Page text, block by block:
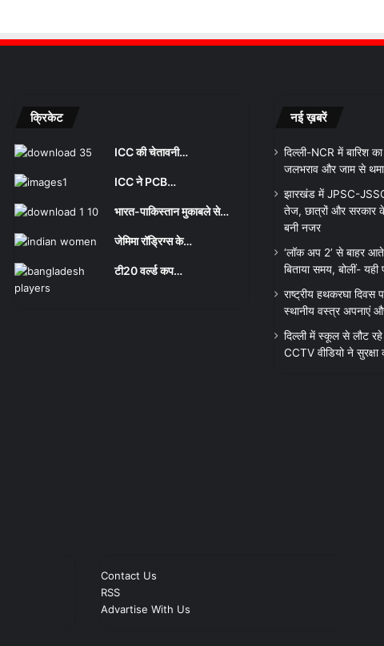
क्रिकेट
ICC की चेतावनी…
ICC ने PCB…
भारत-पाकिस्तान मुकाबले से…
जेमिमा रॉड्रिग्स के…
टी20 वर्ल्ड कप…
नई ख़बरें
दिल्ली-NCR में बारिश
जलभराव और जाम से
झारखंड में JPSC-
तेज, छात्रों और सरकार
बनी नजर
‘लॉक अप 2’ से बाहर आते
बिताया समय, बोलीं-
राष्ट्रीय हथकरघा दिवस
स्थानीय वस्त्र अपनाएं
दिल्ली में स्कूल से लौट
CCTV वीडियो ने
Contact Us
RSS
Advartise With Us